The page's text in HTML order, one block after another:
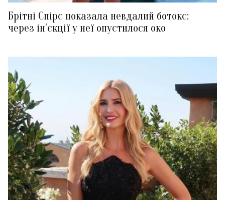
Брітні Спірс показала невдалий ботокс:
через ін'єкції у неї опустилося око